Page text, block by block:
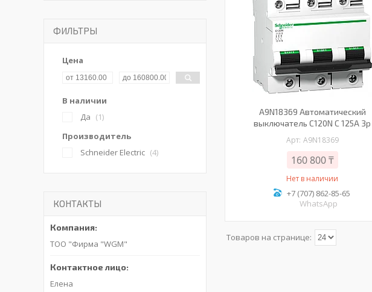
A9N18369 Автоматический
выключатель C120N C 125A 3p
A9N18369
160 800 ₸
Нет в наличии
+7 (707) 862-85-65
WhatsApp
ФИЛЬТРЫ
Цена
В наличии
Да
1
Производитель
Schneider Electric
4
КОНТАКТЫ
ТОО "Фирма "WGM"
Елена